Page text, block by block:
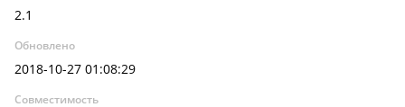
2.1
Обновлено
2018-10-27 01:08:29
Совместимость